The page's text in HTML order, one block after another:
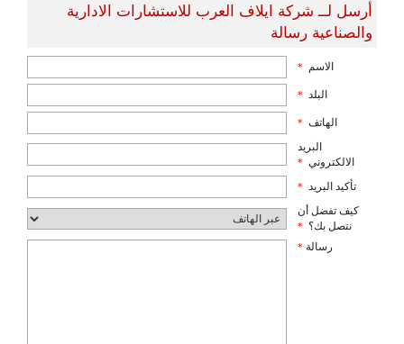
أرسل لــ شركة ايلاف العرب للاستشارات الادارية
والصناعية رسالة
الاسم *
البلد *
الهاتف *
البريد
الالكتروني *
تأكيد البريد *
كيف تفضل أن
نتصل بك؟ *
رسالة *